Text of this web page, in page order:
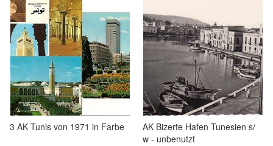
3 AK Tunis von 1971 in Farbe
AK Bizerte Hafen Tunesien s/
w - unbenutzt